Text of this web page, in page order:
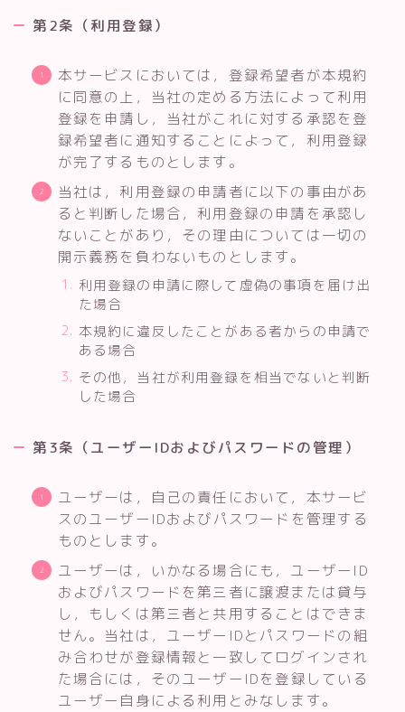
第2条（利用登録）
本サービスにおいては，登録希望者が本規約
に同意の上，当社の定める方法によって利用
登録を申請し，当社がこれに対する承認を登
録希望者に通知することによって，利用登録
が完了するものとします。
当社は，利用登録の申請者に以下の事由があ
ると判断した場合，利用登録の申請を承認し
ないことがあり，その理由については一切の
開示義務を負わないものとします。
利用登録の申請に際して虚偽の事項を届け出
た場合
本規約に違反したことがある者からの申請で
ある場合
その他，当社が利用登録を相当でないと判断
した場合
第3条（ユーザーIDおよびパスワードの管理）
ユーザーは，自己の責任において，本サービ
スのユーザーIDおよびパスワードを管理する
ものとします。
ユーザーは，いかなる場合にも，ユーザーID
およびパスワードを第三者に譲渡または貸与
し，もしくは第三者と共用することはできま
せん。当社は，ユーザーIDとパスワードの組
み合わせが登録情報と一致してログインされ
た場合には，そのユーザーIDを登録している
ユーザー自身による利用とみなします。